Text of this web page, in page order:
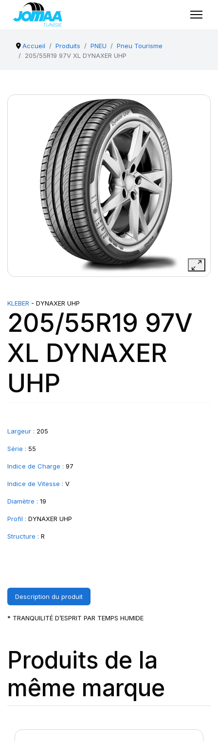
Accueil Produits PNEU
Pneu Tourisme
205/55R19 97V XL DYNAXER UHP
KLEBER - DYNAXER UHP
205/55R19 97V
XL DYNAXER
UHP
Largeur : 205
Série : 55
Indice de Charge : 97
Indice de Vitesse : V
Diamètre : 19
Profil : DYNAXER UHP
Structure : R
Description du produit
* TRANQUILITÉ D’ESPRIT PAR TEMPS HUMIDE
Produits de la
même marque